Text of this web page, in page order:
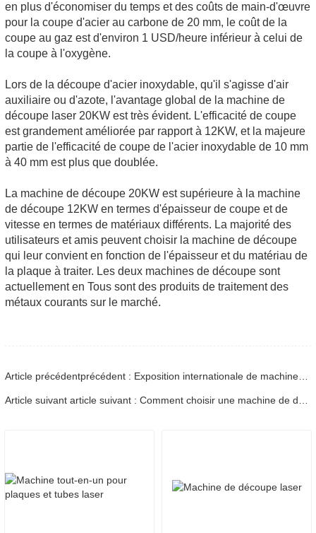
en plus d'économiser du temps et des coûts de main-d'œuvre
pour la coupe d'acier au carbone de 20 mm, le coût de la
coupe au gaz est d'environ 1 USD/heure inférieur à celui de
la coupe à l'oxygène.
Lors de la découpe d'acier inoxydable, qu'il s'agisse d'air
auxiliaire ou d'azote, l'avantage global de la machine de
découpe laser 20KW est très évident. L'efficacité de coupe
est grandement améliorée par rapport à 12KW, et la majeure
partie de l'efficacité de coupe de l'acier inoxydable de 10 mm
à 40 mm est plus que doublée.
La machine de découpe 20KW est supérieure à la machine
de découpe 12KW en termes d'épaisseur de coupe et de
vitesse en termes de matériaux différents. La majorité des
utilisateurs et amis peuvent choisir la machine de découpe
qui leur convient en fonction de l'épaisseur et du matériau de
la plaque à traiter. Les deux machines de découpe sont
actuellement en Tous sont des produits de traitement des
métaux courants sur le marché.